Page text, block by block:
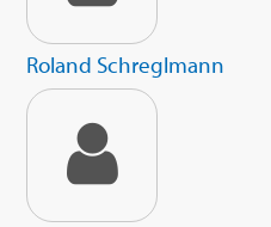
Roland Schreglmann